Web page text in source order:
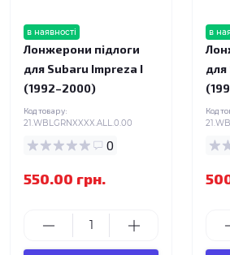
в наявності
Лонжерони підлоги
для Subaru Impreza I
(1992–2000)
Код товару:
21.WBLGRNXXXX.ALL.0.00
0
550.00 грн.
в
для
Код